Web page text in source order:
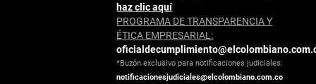
haz clic aquí
PROGRAMA DE TRANSPARENCIA Y
ÉTICA EMPRESARIAL:
*Buzón exclusivo para notificaciones judiciales:
notificacionesjudiciales@elcolombiano.com.co